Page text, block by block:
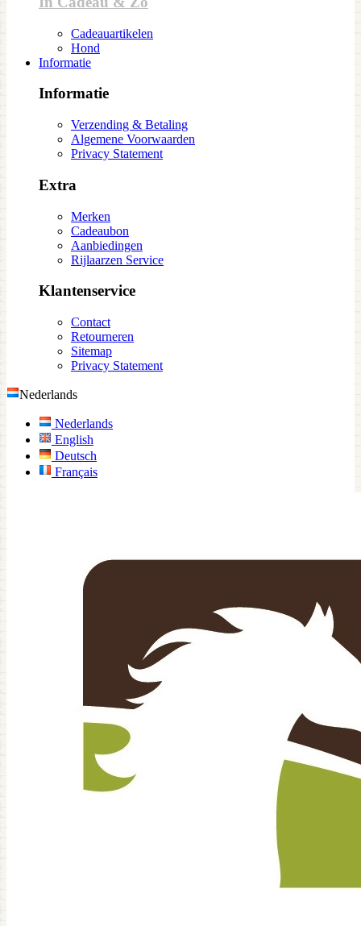
Cadeauartikelen
Hond
Informatie
Informatie
Verzending & Betaling
Algemene Voorwaarden
Privacy Statement
Extra
Merken
Cadeaubon
Aanbiedingen
Rijlaarzen Service
Klantenservice
Contact
Retourneren
Sitemap
Privacy Statement
Nederlands
Nederlands
English
Deutsch
Français